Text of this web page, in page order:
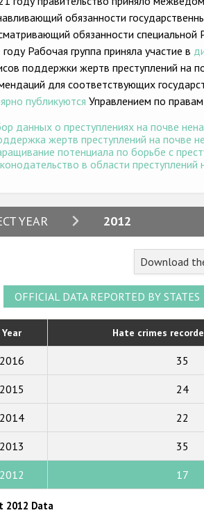
обязанности
обязанности специальной
Рабочая группа приняла участие в
поддержки жертв преступлений на
для соответствующих
публикуются Управлением по
данных о преступлениях на почве
жертв преступлений на почве
потенциала по борьбе с
в области преступлений
YEAR 2012
2024
2021
2020
2019
Download
OFFICIAL DATA REPORTED BY STATES
Year Hate crimes
2016 35
2015 24
2014 22
2013 35
2012 17
2012 Data